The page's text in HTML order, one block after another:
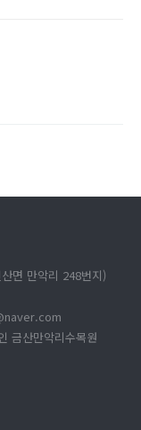
면 만악리 248번지)
금산만악리수목원